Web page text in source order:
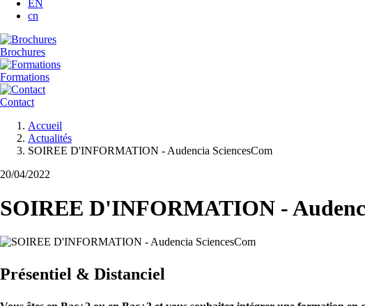
EN
cn
Brochures
Formations
Contact
d'Ariane
Accueil
Actualités
SOIREE D'INFORMATION - Audencia SciencesCom
20/04/2022
SOIREE D'INFORMATION -
Présentiel & Distanciel